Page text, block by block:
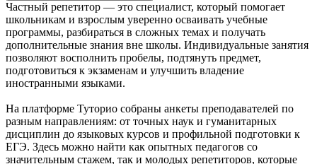
Частный репетитор — это специалист, который помогает
школьникам и взрослым уверенно осваивать учебные
программы, разбираться в сложных темах и получать
дополнительные знания вне школы. Индивидуальные занятия
позволяют восполнить пробелы, подтянуть предмет,
подготовиться к экзаменам и улучшить владение
иностранными языками.
На платформе Туторио собраны анкеты преподавателей по
разным направлениям: от точных наук и гуманитарных
дисциплин до языковых курсов и профильной подготовки к
ЕГЭ. Здесь можно найти как опытных педагогов со
значительным стажем, так и молодых репетиторов, которые